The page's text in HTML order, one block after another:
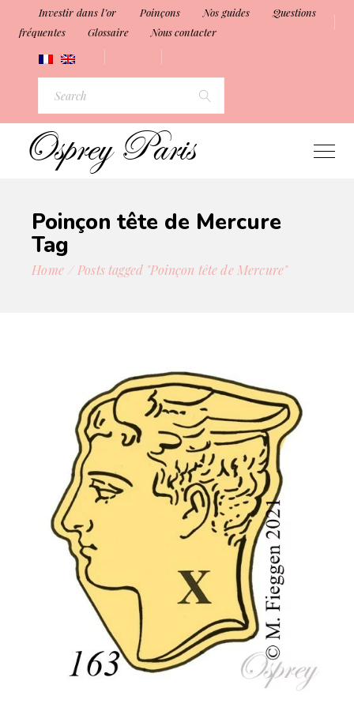
Investir dans l’or Poinçons Nos guides
Questions
fréquentes
Glossaire Nous contacter
for:
Poinçon tête de Mercure
Tag
Home Posts tagged "Poinçon tête de Mercure"